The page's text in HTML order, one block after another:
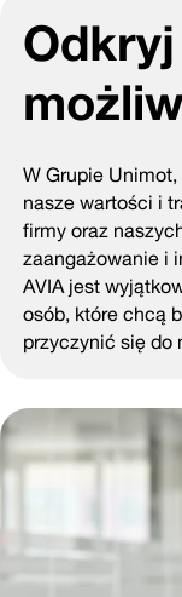
W Grupie
nasze wartości i
firmy oraz
zaangażowanie i
AVIA jest
osób, które chcą
przyczynić się do